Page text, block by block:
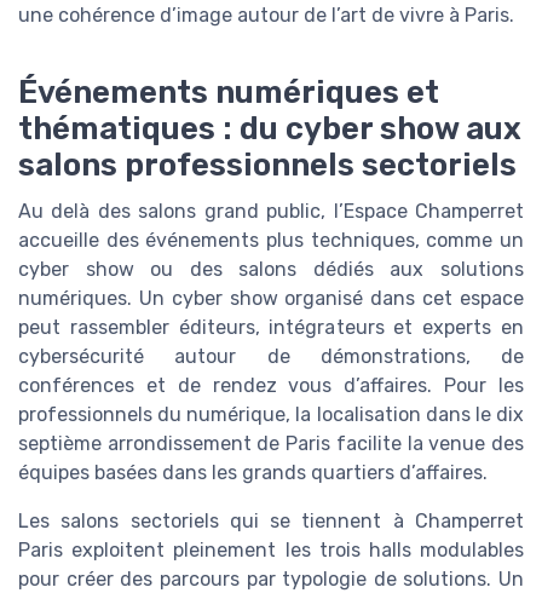
une cohérence d’image autour de l’art de vivre à Paris.
Événements numériques et
thématiques : du cyber show aux
salons professionnels sectoriels
Au delà des salons grand public, l’Espace Champerret
accueille des événements plus techniques, comme un
cyber show ou des salons dédiés aux solutions
numériques. Un cyber show organisé dans cet espace
peut rassembler éditeurs, intégrateurs et experts en
cybersécurité autour de démonstrations, de
conférences et de rendez vous d’affaires. Pour les
professionnels du numérique, la localisation dans le dix
septième arrondissement de Paris facilite la venue des
équipes basées dans les grands quartiers d’affaires.
Les salons sectoriels qui se tiennent à Champerret
Paris exploitent pleinement les trois halls modulables
pour créer des parcours par typologie de solutions. Un